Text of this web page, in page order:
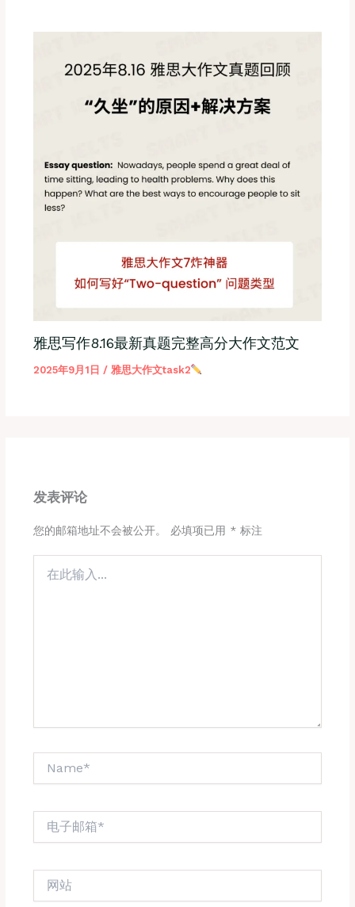
雅思写作8.16最新真题完整高分大作文范文
2025年9月1日 / 雅思大作文task2
发表评论
您的邮箱地址不会被公开。 必填项已用 *标注